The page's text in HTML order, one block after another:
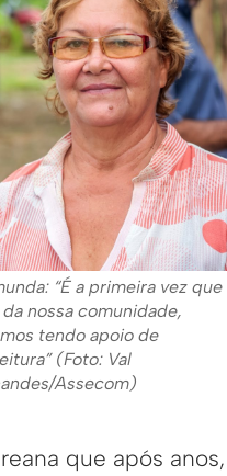
“É a primeira vez que
da nossa comunidade,
tendo apoio de
(Foto: Val
Assecom)
que após anos,